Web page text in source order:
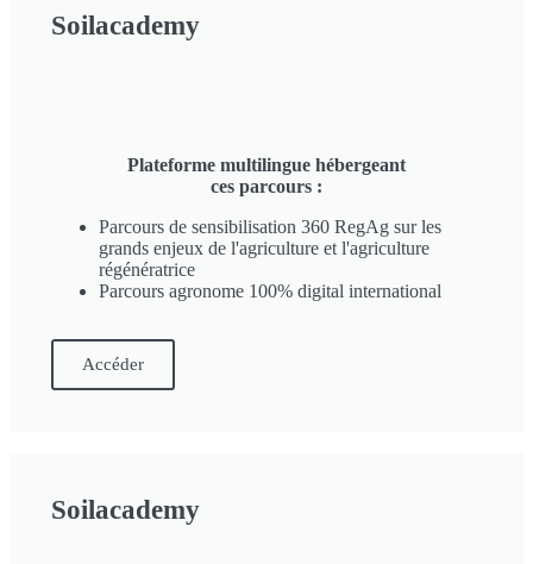
Soilacademy
Plateforme multilingue hébergeant
ces parcours :
Parcours de sensibilisation 360 RegAg sur les
grands enjeux de l'agriculture et l'agriculture
régénératrice
Parcours agronome 100% digital international
Accéder
Soilacademy